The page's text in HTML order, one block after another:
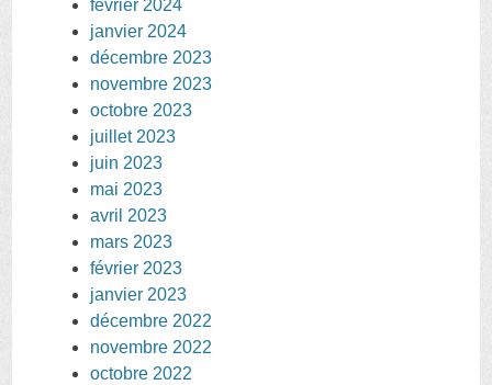
février 2024
janvier 2024
décembre 2023
novembre 2023
octobre 2023
juillet 2023
juin 2023
mai 2023
avril 2023
mars 2023
février 2023
janvier 2023
décembre 2022
novembre 2022
octobre 2022